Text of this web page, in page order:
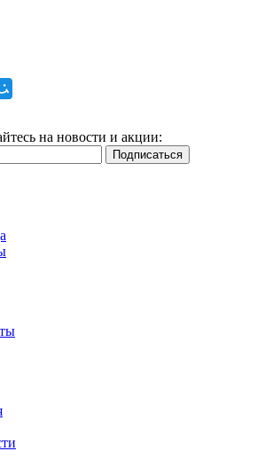
на новости и акции: